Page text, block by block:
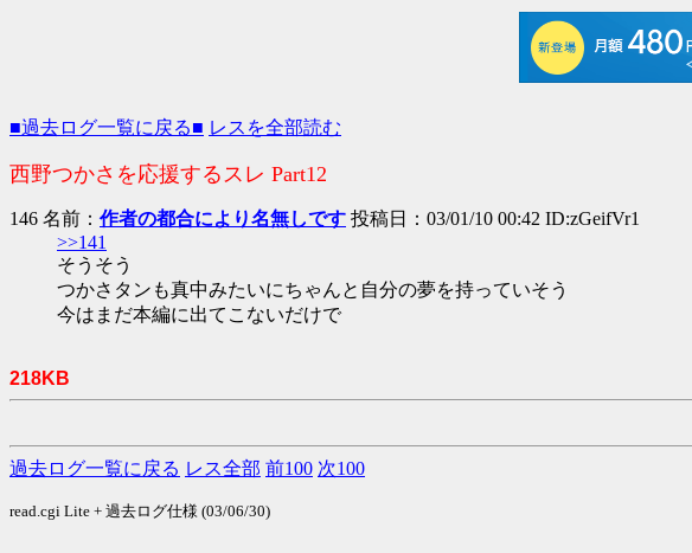
■過去ログ一覧に戻る■ レスを全部読む
西野つかさを応援するスレ Part12
146 名前： 作者の都合により名無しです 投稿日：03/01/10 00:42 ID:zGeifVr1
>>141
そうそう
つかさタンも真中みたいにちゃんと自分の夢を持っていそう
今はまだ本編に出てこないだけで
218KB
過去ログ一覧に戻る レス全部 前100 次100
read.cgi Lite + 過去ログ仕様 (03/06/30)